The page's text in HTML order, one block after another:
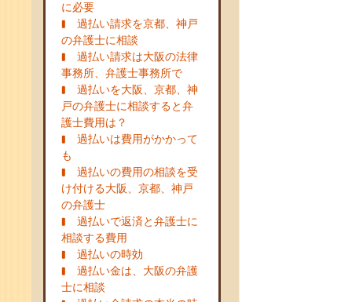
に必要
過払い請求を京都、神戸
の弁護士に相談
過払い請求は大阪の法律
事務所、弁護士事務所で
過払いを大阪、京都、神
戸の弁護士に相談すると弁
護士費用は？
過払いは費用がかかって
も
過払いの費用の相談を受
け付ける大阪、京都、神戸
の弁護士
過払いで返済と弁護士に
相談する費用
過払いの時効
過払い金は、大阪の弁護
士に相談